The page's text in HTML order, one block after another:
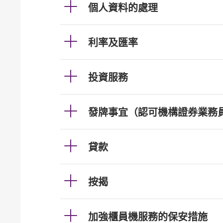
個人資料的處理
利率及匯率
投資服務
發牌事宜（認可機構證券業務
貸款
按揭
加強櫃員機服務的保安措施